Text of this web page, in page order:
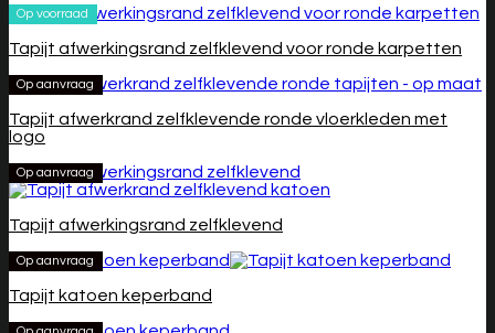
Op voorraad
Tapijt afwerkingsrand zelfklevend voor ronde karpetten
Op aanvraag
Tapijt afwerkrand zelfklevende ronde vloerkleden met
logo
Op aanvraag
Tapijt afwerkingsrand zelfklevend
Op aanvraag
Tapijt katoen keperband